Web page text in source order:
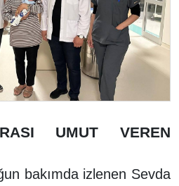
UMUT VEREN
bakımda izlenen Sevda